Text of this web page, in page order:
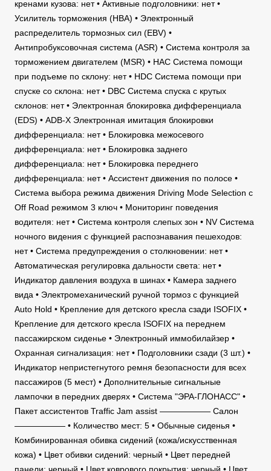
кренами кузова: нет • Активные подголовники: нет •
Усилитель торможения (HBA) • Электронный
распределитель тормозных сил (EBV) •
Антипробуксовочная система (ASR) • Система контроля за
торможением двигателем (MSR) • HAC Система помощи
при подъеме по склону: нет • HDC Система помощи при
спуске со склона: нет • DBC Система спуска с крутых
склонов: нет • Электронная блокировка дифференциала
(EDS) • ADB-X Электронная имитация блокировки
дифференциала: нет • Блокировка межосевого
дифференциала: нет • Блокировка заднего
дифференциала: нет • Блокировка переднего
дифференциала: нет • Ассистент движения по полосе •
Система выбора режима движения Driving Mode Selection с
Off Road режимом 3 ключ • Мониторинг поведения
водителя: нет • Система контроля слепых зон • NV Система
ночного видения с функцией распознавания пешеходов:
нет • Система предупреждения о столкновении: нет •
Автоматическая регулировка дальности света: нет •
Индикатор давления воздуха в шинах • Камера заднего
вида • Электромеханический ручной тормоз с функцией
Auto Hold • Крепление для детского кресла сзади ISOFIX •
Крепление для детского кресла ISOFIX на переднем
пассажирском сиденье • Электронный иммобилайзер •
Охранная сигнализация: нет • Подголовники сзади (3 шт.) •
Индикатор непристегнутого ремня безопасности для всех
пассажиров (5 мест) • Дополнительные сигнальные
лампочки в передних дверях • Система "ЭРА-ГЛОНАСС" •
Пакет ассистентов Traffic Jam assist —————— Салон
—————— • Количество мест: 5 • Обычные сиденья •
Комбинированная обивка сидений (кожа/искусственная
кожа) • Цвет обивки сидений: черный • Цвет передней